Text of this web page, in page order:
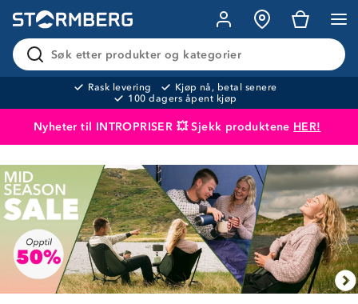
Søk etter produkter og kategorier
Rask levering
Kjøp nå, betal senere
100 dagers åpent kjøp
Nyheter til INTROPRISER 💥 Sjekk produktene HER!
Produktet er lagt i handlekurven Til kassen